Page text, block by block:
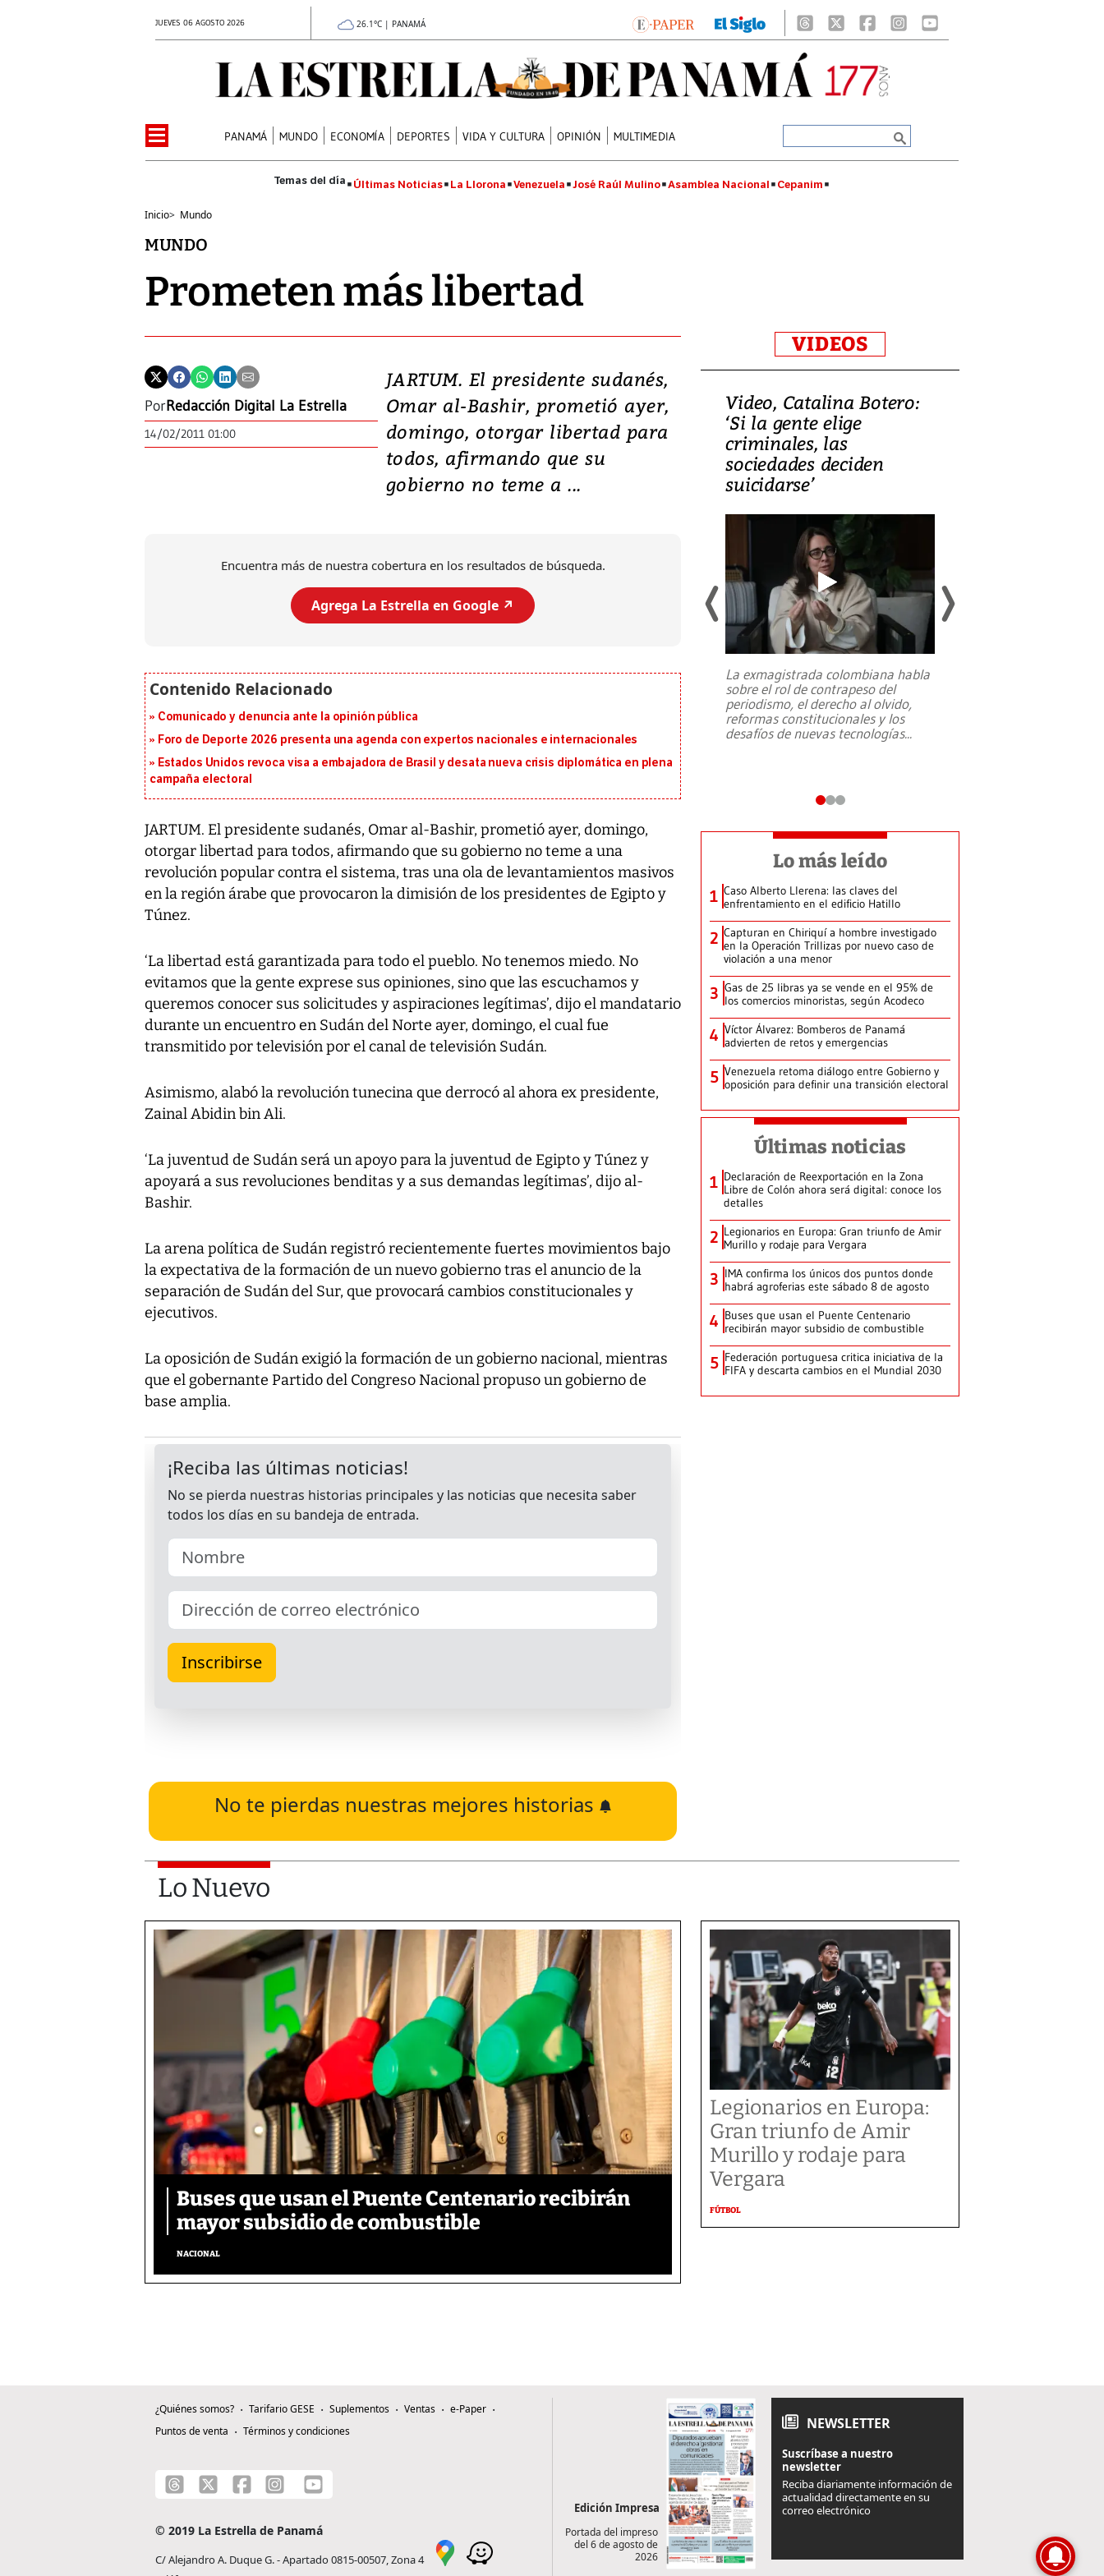
JUEVES 06 AGOSTO 2026 26.1°C | PANAMÁ
PANAMÁ MUNDO ECONOMÍA DEPORTES VIDA Y CULTURA OPINIÓN MULTIMEDIA
Últimas Noticias La Llorona Venezuela José Raúl Mulino Asamblea Nacional Cepanim
Inicio> Mundo
MUNDO
Prometen más libertad
PorRedacción Digital La Estrella
14/02/2011 01:00
JARTUM. El presidente sudanés,
Omar al-Bashir, prometió ayer,
domingo, otorgar libertad para
todos, afirmando que su
gobierno no teme a ...
Encuentra más de nuestra cobertura en los resultados de búsqueda.
Agrega La Estrella en Google ↗️
Comunicado y denuncia ante la opinión pública
Foro de Deporte 2026 presenta una agenda con expertos nacionales e internacionales
Estados Unidos revoca visa a embajadora de Brasil y desata nueva crisis diplomática en plena
campaña electoral
JARTUM. El presidente sudanés, Omar al-Bashir, prometió ayer, domingo,
otorgar libertad para todos, afirmando que su gobierno no teme a una
revolución popular contra el sistema, tras una ola de levantamientos masivos
en la región árabe que provocaron la dimisión de los presidentes de Egipto y
Túnez.
‘La libertad está garantizada para todo el pueblo. No tenemos miedo. No
evitamos que la gente exprese sus opiniones, sino que las escuchamos y
queremos conocer sus solicitudes y aspiraciones legítimas’, dijo el mandatario
durante un encuentro en Sudán del Norte ayer, domingo, el cual fue
transmitido por televisión por el canal de televisión Sudán.
Asimismo, alabó la revolución tunecina que derrocó al ahora ex presidente,
Zainal Abidin bin Ali.
‘La juventud de Sudán será un apoyo para la juventud de Egipto y Túnez y
apoyará a sus revoluciones benditas y a sus demandas legítimas’, dijo al-
Bashir.
La arena política de Sudán registró recientemente fuertes movimientos bajo
la expectativa de la formación de un nuevo gobierno tras el anuncio de la
separación de Sudán del Sur, que provocará cambios constitucionales y
ejecutivos.
La oposición de Sudán exigió la formación de un gobierno nacional, mientras
que el gobernante Partido del Congreso Nacional propuso un gobierno de
base amplia.
No te pierdas nuestras mejores historias
VIDEOS
Video, Japón: Terremoto
deja heridos y graves
daños en Kumamoto
al sur de Japón, provocando una
Video, Catalina Botero:
‘Si la gente elige
criminales, las
sociedades deciden
suicidarse’
La exmagistrada colombiana habla
sobre el rol de contrapeso del
periodismo, el derecho al olvido,
reformas constitucionales y los
desafíos de nuevas tecnologías...
Lo más leído
1 Caso Alberto Llerena: las claves del
enfrentamiento en el edificio Hatillo
2 Capturan en Chiriquí a hombre investigado
en la Operación Trillizas por nuevo caso de
violación a una menor
3 Gas de 25 libras ya se vende en el 95% de
los comercios minoristas, según Acodeco
4 Víctor Álvarez: Bomberos de Panamá
advierten de retos y emergencias
5 Venezuela retoma diálogo entre Gobierno y
oposición para definir una transición electoral
Últimas noticias
1 Declaración de Reexportación en la Zona
Libre de Colón ahora será digital: conoce los
detalles
2 Legionarios en Europa: Gran triunfo de Amir
Murillo y rodaje para Vergara
3 IMA confirma los únicos dos puntos donde
habrá agroferias este sábado 8 de agosto
4 Buses que usan el Puente Centenario
recibirán mayor subsidio de combustible
5 Federación portuguesa critica iniciativa de la
FIFA y descarta cambios en el Mundial 2030
Lo Nuevo
Buses que usan el Puente Centenario recibirán
mayor subsidio de combustible
NACIONAL
Legionarios en Europa:
Gran triunfo de Amir
Murillo y rodaje para
Vergara
FÚTBOL
¿Quiénes somos? Tarifario GESE Suplementos Ventas
e-Paper
Puntos de venta
Términos y condiciones
© 2019 La Estrella de Panamá
C/ Alejandro A. Duque G. - Apartado 0815-00507, Zona 4
Edición Impresa
Portada del impreso
del 6 de agosto de
2026
NEWSLETTER
Suscríbase a nuestro
newsletter
Reciba diariamente información de
actualidad directamente en su
correo electrónico